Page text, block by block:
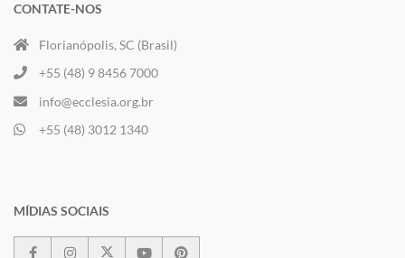
CONTATE-NOS
Florianópolis, SC (Brasil)
+55 (48) 9 8456 7000
info@ecclesia.org.br
+55 (48) 3012 1340
MÍDIAS SOCIAIS